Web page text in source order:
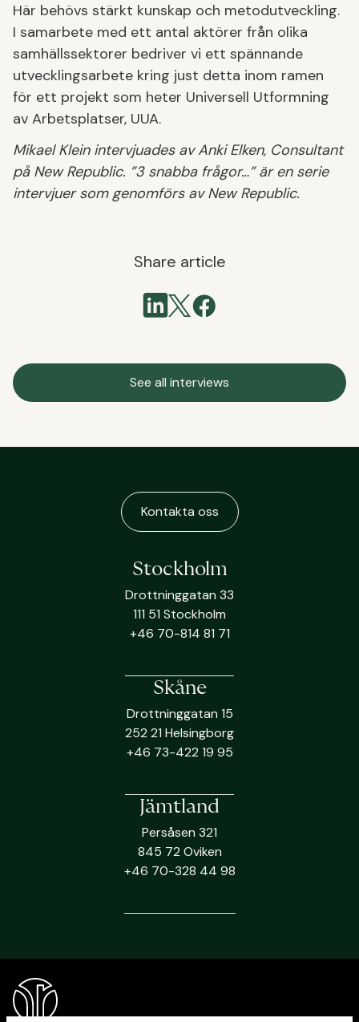
Här behövs stärkt kunskap och metodutveckling.
I samarbete med ett antal aktörer från olika
samhällssektorer bedriver vi ett spännande
utvecklingsarbete kring just detta inom ramen
för ett projekt som heter Universell Utformning
av Arbetsplatser, UUA.
Mikael Klein intervjuades av Anki Elken, Consultant
på New Republic. ”3 snabba frågor…” är en serie
intervjuer som genomförs av New Republic.
Share article
See all interviews
Kontakta oss
Stockholm
Drottninggatan 33
111 51 Stockholm
+46 70-814 81 71
Skåne
Drottninggatan 15
252 21 Helsingborg
+46 73-422 19 95
Jämtland
Persåsen 321
845 72 Oviken
+46 70-328 44 98